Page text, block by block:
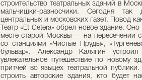
строительство театральных зданий в
мальчишки-разносчики. Сегодня
центральных и московских газет. Повод
Театр «Et Cetera» обрел новое здание.
месте старой Москвы — на пересечении
со станциями «Чистые Пруды»,
бульвар». Александр Калягин
увлекательное путешествие по новому
притчей во языцех театральной
строить авторские здания, кто будет